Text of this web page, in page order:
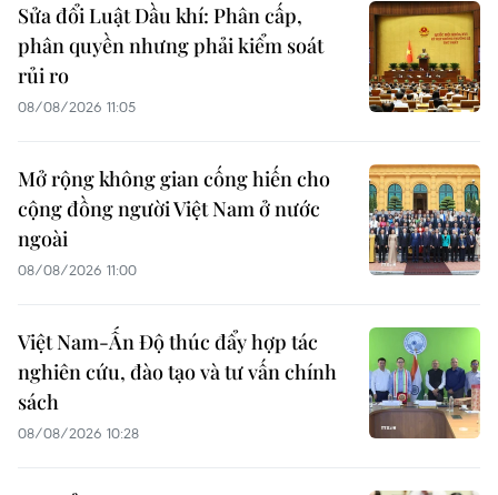
Sửa đổi Luật Dầu khí: Phân cấp,
phân quyền nhưng phải kiểm soát
rủi ro
08/08/2026 11:05
Mở rộng không gian cống hiến cho
cộng đồng người Việt Nam ở nước
ngoài
08/08/2026 11:00
Việt Nam-Ấn Độ thúc đẩy hợp tác
nghiên cứu, đào tạo và tư vấn chính
sách
08/08/2026 10:28